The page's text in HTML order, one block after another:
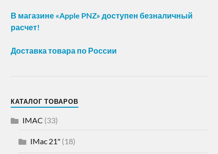
В магазине «Apple PNZ» доступен безналичный
расчет!
Доставка товара по России
КАТАЛОГ ТОВАРОВ
IMAC (33)
IMac 21" (18)